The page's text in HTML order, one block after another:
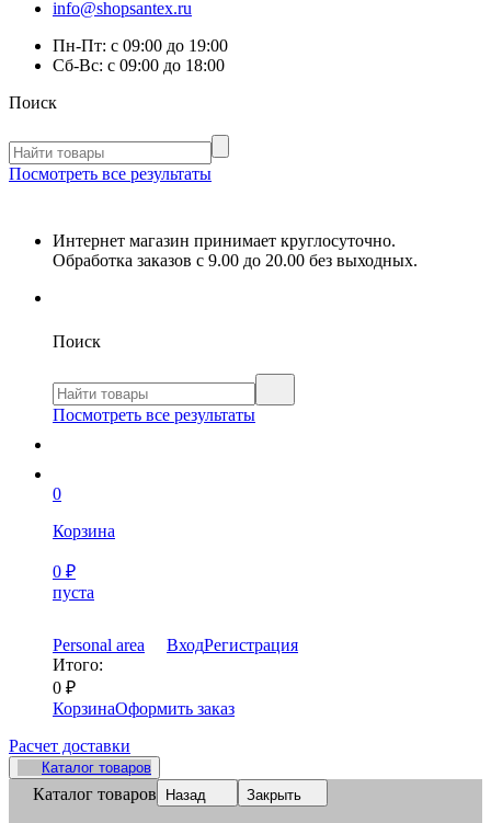
info@shopsantex.ru
Пн-Пт: с 09:00 до 19:00
Сб-Вс: с 09:00 до 18:00
Поиск
Посмотреть все результаты
Интернет магазин принимает круглосуточно.
Обработка заказов с 9.00 до 20.00 без выходных.
Поиск
Посмотреть все результаты
0
Корзина
0 ₽
пуста
Personal area ВходРегистрация
Итого:
0 ₽
КорзинаОформить заказ
Расчет доставки
Каталог товаров
Каталог товаров Назад Закрыть